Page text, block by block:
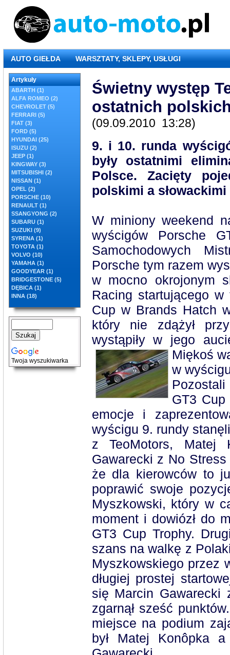
AUTO GIEŁDA WARSZTATY, SKLEPY, USŁUGI
Artykuły
ABARTH (1)
ALFA ROMEO (2)
CHEVROLET (5)
FERRARI (5)
FIAT (3)
FORD (5)
HYUNDAI (25)
ISUZU (2)
JEEP (1)
KINGWAY (3)
MITSUBISHI (2)
NISSAN (1)
OPEL (2)
PORSCHE (10)
RENAULT (1)
SSANGYONG (2)
SUBARU (1)
SUZUKI (9)
SYRENA (1)
TOYOTA (1)
VOLVO (10)
YAMAHA (1)
GOODYEAR (1)
BRIDGESTONE (5)
DĘBICA (1)
INNA (18)
Twoja wyszukiwarka
Świetny występ
ostatnich
(09.09.2010 13:28)
9. i 10. runda
były ostatnimi
Polsce. Zacięty
polskimi a
W miniony weekend
wyścigów Porsche
Samochodowych
Porsche tym razem
w mocno okrojonym
Racing startującego
Cup w Brands Hatch
który nie zdążył
wystąpiły w jego
Miękoś
w
GT3
emocje i
wyścigu 9. rundy
z TeoMotors, Matej
Gawarecki z No
że dla kierowców to
poprawić swoje
Myszkowski, który w
moment i dowiózł do
GT3 Cup Trophy.
szans na walkę z
Myszkowskiego przez
długiej prostej
się Marcin Gawarecki
zgarnął sześć
miejsce na podium
był Matej Konôpka